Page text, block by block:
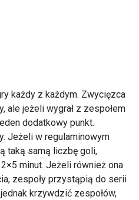
każdy z każdym. Zwycięzca
ale jeżeli wygrał z zespołem
dodatkowy punkt.
Jeżeli w regulaminowym
taką samą liczbę goli,
minut. Jeżeli również ona
zespoły przystąpią do serii
krzywdzić zespołów,